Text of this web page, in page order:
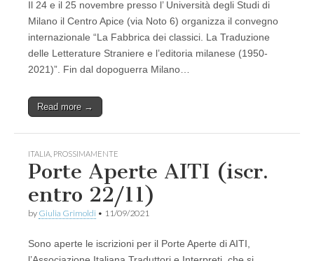
Il 24 e il 25 novembre presso l’ Università degli Studi di
Milano il Centro Apice (via Noto 6) organizza il convegno
internazionale “La Fabbrica dei classici. La Traduzione
delle Letterature Straniere e l’editoria milanese (1950-
2021)”. Fin dal dopoguerra Milano…
Read more →
ITALIA PROSSIMAMENTE
Porte Aperte AITI (iscr.
entro 22/11)
by Giulia Grimoldi • 11/09/2021
Sono aperte le iscrizioni per il Porte Aperte di AITI,